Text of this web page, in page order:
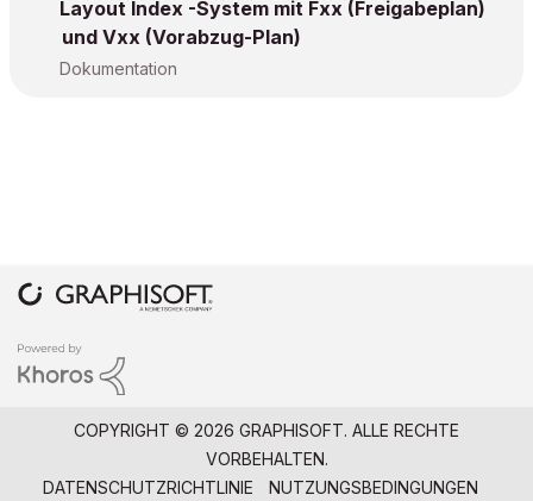
Layout Index -System mit Fxx (Freigabeplan)
und Vxx (Vorabzug-Plan)
Dokumentation
COPYRIGHT © 2026 GRAPHISOFT. ALLE RECHTE
VORBEHALTEN.
DATENSCHUTZRICHTLINIE
NUTZUNGSBEDINGUNGEN